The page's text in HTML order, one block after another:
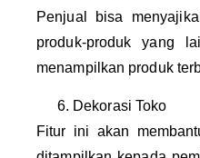
Penjual bisa
produk-produk yang
menampilkan produk
Dekorasi Toko
Fitur ini akan